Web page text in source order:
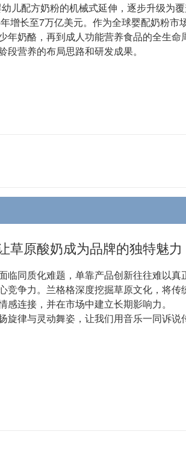
儿配方奶粉的机械式延伸，逐步升级为
增长至7万亿美元。作为全球婴配奶粉
年奶酪，再到成人功能营养食品的全生
营养的布局思路和研发成果。
原酸奶成为品牌的独特魅力
临同质化难题，单靠产品创新往往难以
争力。兰格格深度挖掘草原文化，将
连接，并在市场中建立长期影响力。
律与灵动舞姿，让我们用音乐一同诉说